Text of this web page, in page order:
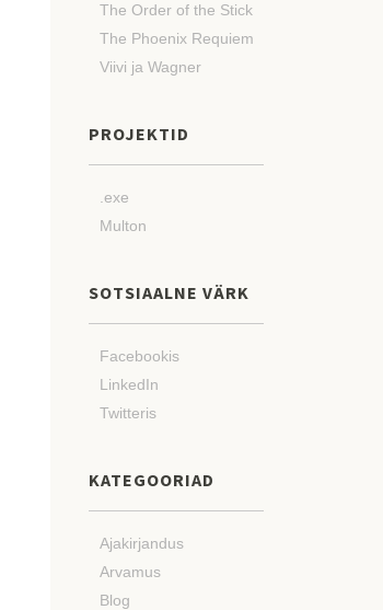
The Order of the Stick
The Phoenix Requiem
Viivi ja Wagner
PROJEKTID
.exe
Multon
SOTSIAALNE VÄRK
Facebookis
LinkedIn
Twitteris
KATEGOORIAD
Ajakirjandus
Arvamus
Blog